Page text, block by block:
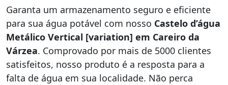
Garanta um armazenamento seguro e eficiente
para sua água potável com nosso Castelo d’água
Metálico Vertical [variation] em Careiro da
Várzea. Comprovado por mais de 5000 clientes
satisfeitos, nosso produto é a resposta para a
falta de água em sua localidade. Não perca